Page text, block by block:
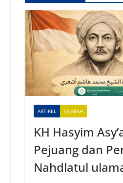
ARTIKEL SEJARAH
KH Hasyim
Pejuang dan
Nahdlatul